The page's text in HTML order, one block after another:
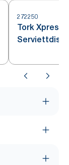
272250
Tork